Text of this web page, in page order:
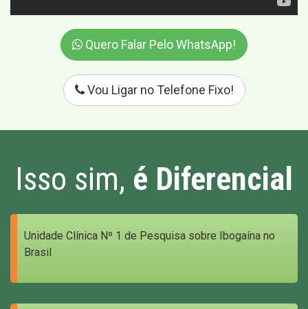
Quero Falar Pelo WhatsApp!
Vou Ligar no Telefone Fixo!
Isso sim, é Diferencial
Unidade Clínica Nº 1 de Pesquisa sobre Ibogaína no
Brasil